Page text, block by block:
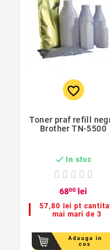
favorite_border
Toner praf refill
Brother TN-5500
 In stoc
6800 lei
57,80 lei pt
mai mari de 3
Adauga in
cos